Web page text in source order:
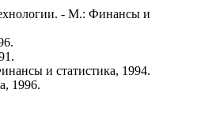
- М.: Финансы и
и статистика, 1994.
1996.